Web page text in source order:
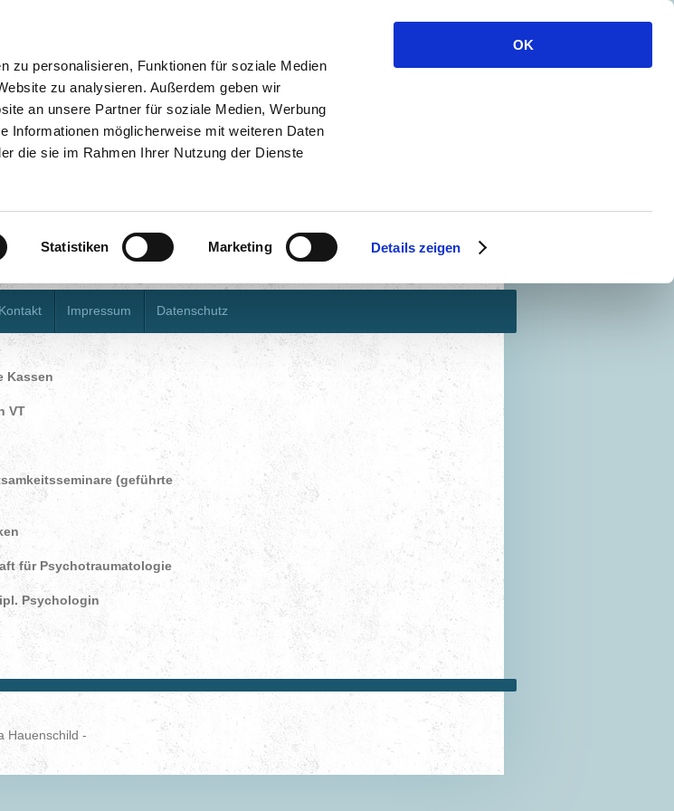
zu personalisieren, Funktionen für soziale Medien
zu analysieren. Außerdem geben wir
an unsere Partner für soziale Medien, Werbung
Informationen möglicherweise mit weiteren Daten
die sie im Rahmen Ihrer Nutzung der Dienste
Statistiken Marketing Details zeigen
OK
Dipl. Psychologin
Kontakt Impressum Datenschutz
Kassen
VT
(geführte
für Psychotraumatologie
Psychologin
Hauenschild -